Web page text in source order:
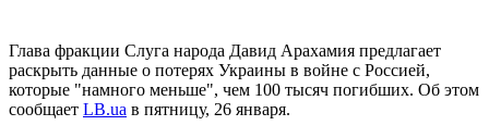
Глава фракции Слуга народа Давид Арахамия предлагает
раскрыть данные о потерях Украины в войне с Россией,
которые "намного меньше", чем 100 тысяч погибших. Об этом
сообщает LB.ua в пятницу, 26 января.